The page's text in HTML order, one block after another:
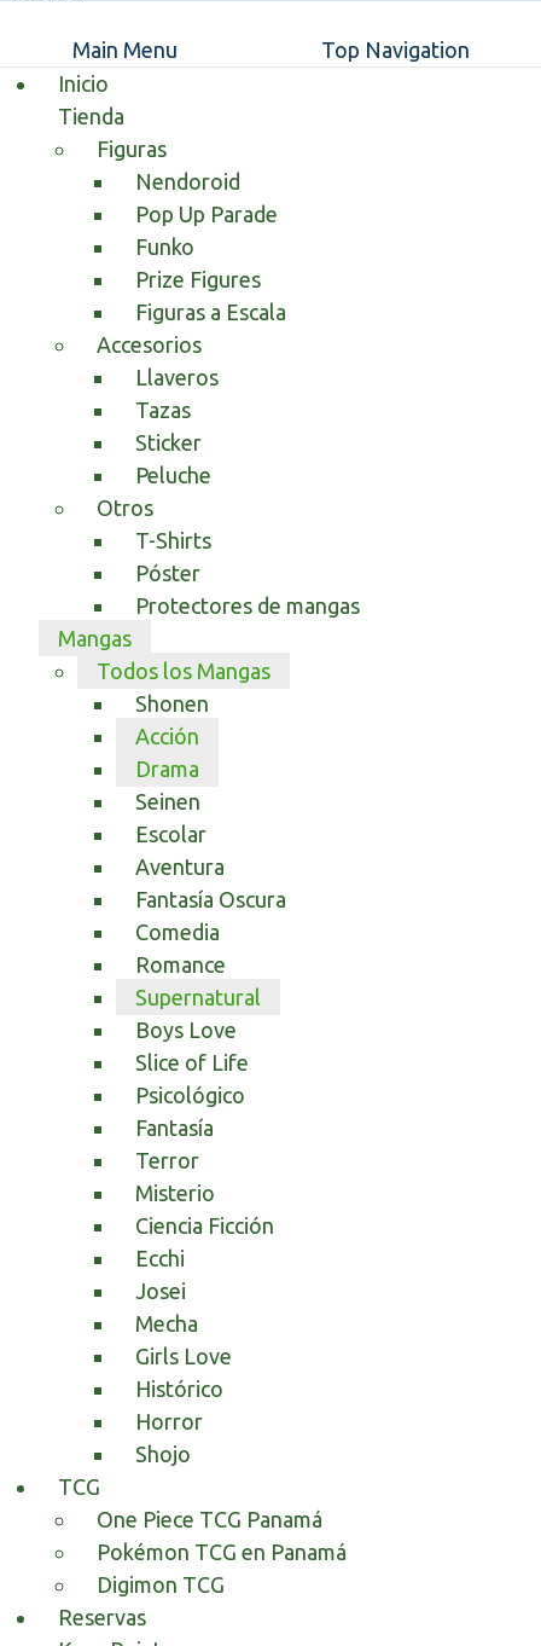
Main Menu
Top Navigation
Inicio
Tienda
Figuras
Nendoroid
Pop Up Parade
Funko
Prize Figures
Figuras a Escala
Accesorios
Llaveros
Tazas
Sticker
Peluche
Otros
T-Shirts
Póster
Protectores de mangas
Mangas
Todos los Mangas
Shonen
Acción
Drama
Seinen
Escolar
Aventura
Fantasía Oscura
Comedia
Romance
Supernatural
Boys Love
Slice of Life
Psicológico
Fantasía
Terror
Misterio
Ciencia Ficción
Ecchi
Josei
Mecha
Girls Love
Histórico
Horror
Shojo
TCG
One Piece TCG Panamá
Pokémon TCG en Panamá
Digimon TCG
Reservas